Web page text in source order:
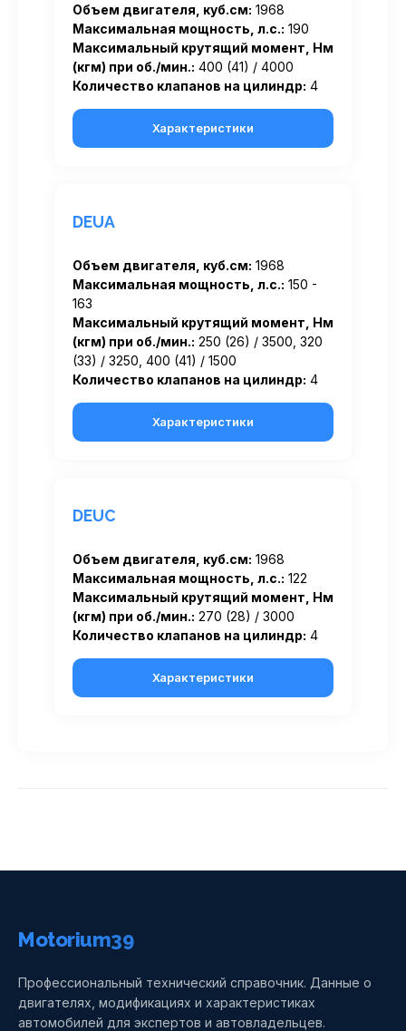
Объем двигателя, куб.см: 1968
Максимальная мощность, л.с.: 190
Максимальный крутящий момент, Нм
(кгм) при об./мин.: 400 (41) / 4000
Количество клапанов на цилиндр: 4
Характеристики
DEUA
Объем двигателя, куб.см: 1968
Максимальная мощность, л.с.: 150 -
163
Максимальный крутящий момент, Нм
(кгм) при об./мин.: 250 (26) / 3500, 320
(33) / 3250, 400 (41) / 1500
Количество клапанов на цилиндр: 4
Характеристики
DEUC
Объем двигателя, куб.см: 1968
Максимальная мощность, л.с.: 122
Максимальный крутящий момент, Нм
(кгм) при об./мин.: 270 (28) / 3000
Количество клапанов на цилиндр: 4
Характеристики
Motorium39
Профессиональный технический справочник. Данные о
двигателях, модификациях и характеристиках
автомобилей для экспертов и автовладельцев.